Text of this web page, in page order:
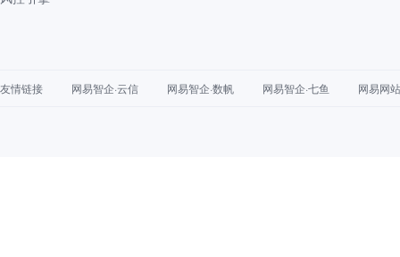
友情链接 网易智企·云信 网易智企·数帆 网易智企·七鱼 网易网